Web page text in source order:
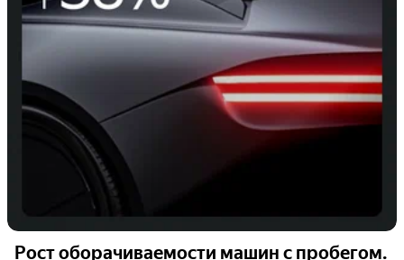
Рост оборачиваемости машин с пробегом.